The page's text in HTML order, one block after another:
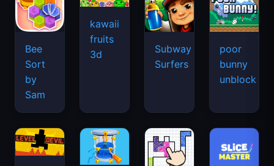
Bee
Sort
by
Sam
kawaii
fruits
3d
Subway
Surfers
poor
bunny
unblock